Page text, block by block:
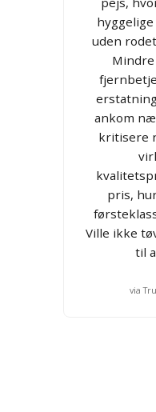
uden
ankom
kritisere
pris,
Ville ikke
til
via